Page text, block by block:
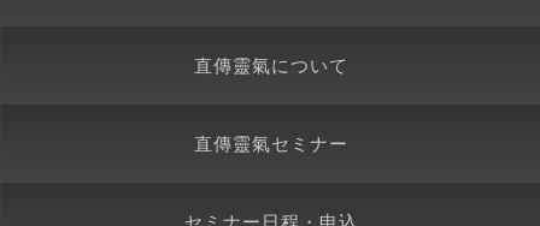
直傳靈氣について
直傳靈氣セミナー